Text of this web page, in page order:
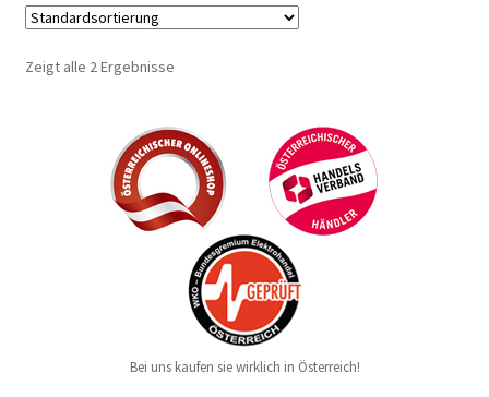
Zeigt alle 2 Ergebnisse
Bei uns kaufen sie wirklich in Österreich!